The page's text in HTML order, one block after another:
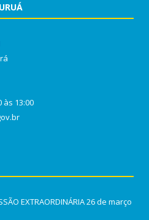
13:00
EXTRAORDINÁRIA26 de março